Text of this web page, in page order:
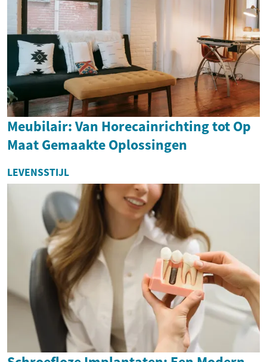
Meubilair: Van Horecainrichting tot Op
Maat Gemaakte Oplossingen
LEVENSSTIJL